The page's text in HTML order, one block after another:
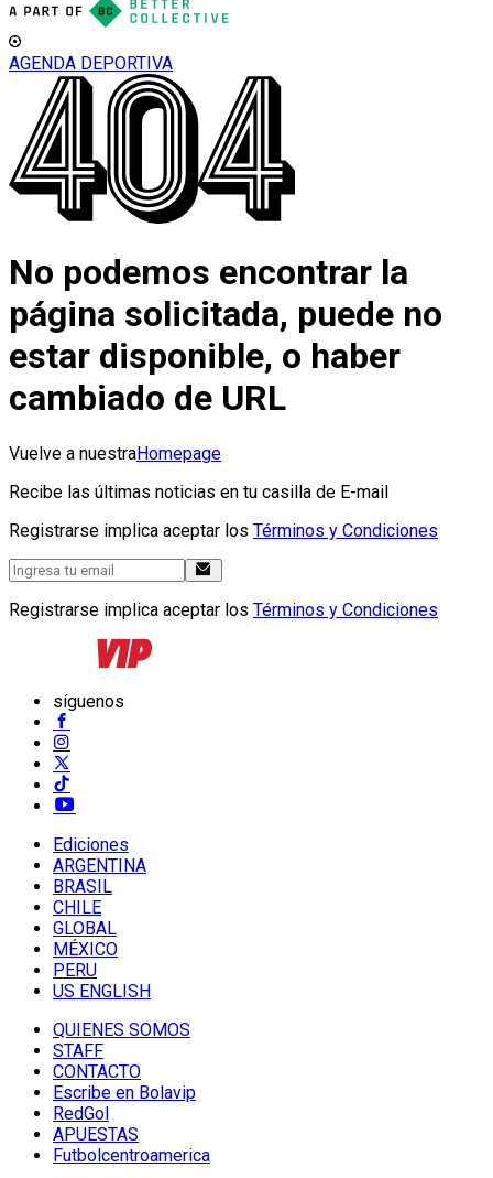
AGENDA DEPORTIVA
No podemos encontrar la
página solicitada, puede no
estar disponible, o haber
cambiado de URL
Vuelve a nuestraHomepage
Recibe las últimas noticias en tu casilla de E-mail
Registrarse implica aceptar los Términos y Condiciones
Registrarse implica aceptar los Términos y Condiciones
síguenos
Ediciones
ARGENTINA
BRASIL
CHILE
GLOBAL
MÉXICO
PERU
US ENGLISH
QUIENES SOMOS
STAFF
CONTACTO
Escribe en Bolavip
RedGol
APUESTAS
Futbolcentroamerica